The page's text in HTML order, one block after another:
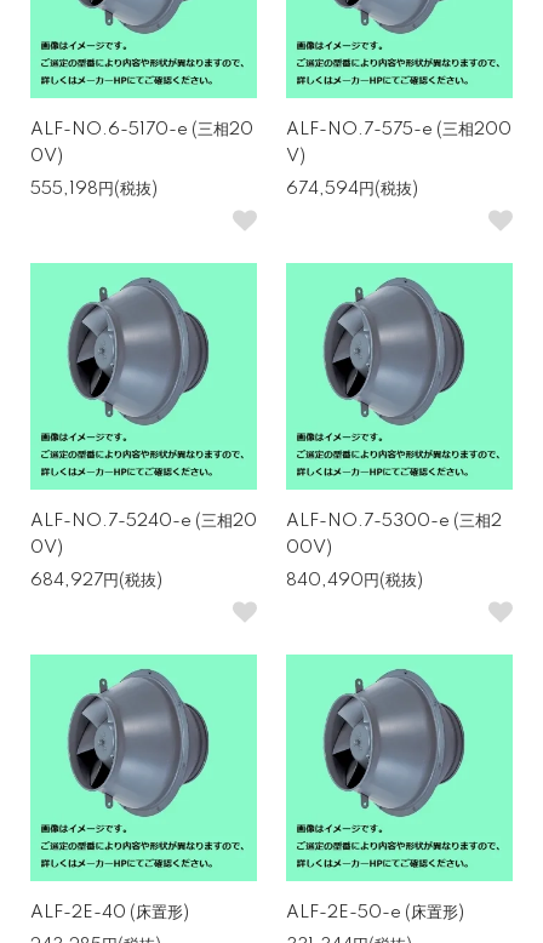
ALF-NO.6-5170-e (三相20
0V)
555,198円(税抜)
ALF-NO.7-575-e (三相200
V)
674,594円(税抜)
ALF-NO.7-5240-e (三相20
0V)
684,927円(税抜)
ALF-NO.7-5300-e (三相2
00V)
840,490円(税抜)
ALF-2E-40 (床置形)
ALF-2E-50-e (床置形)